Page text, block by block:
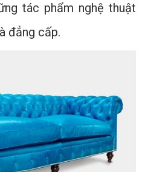
tác phẩm nghệ thuật
đẳng cấp.